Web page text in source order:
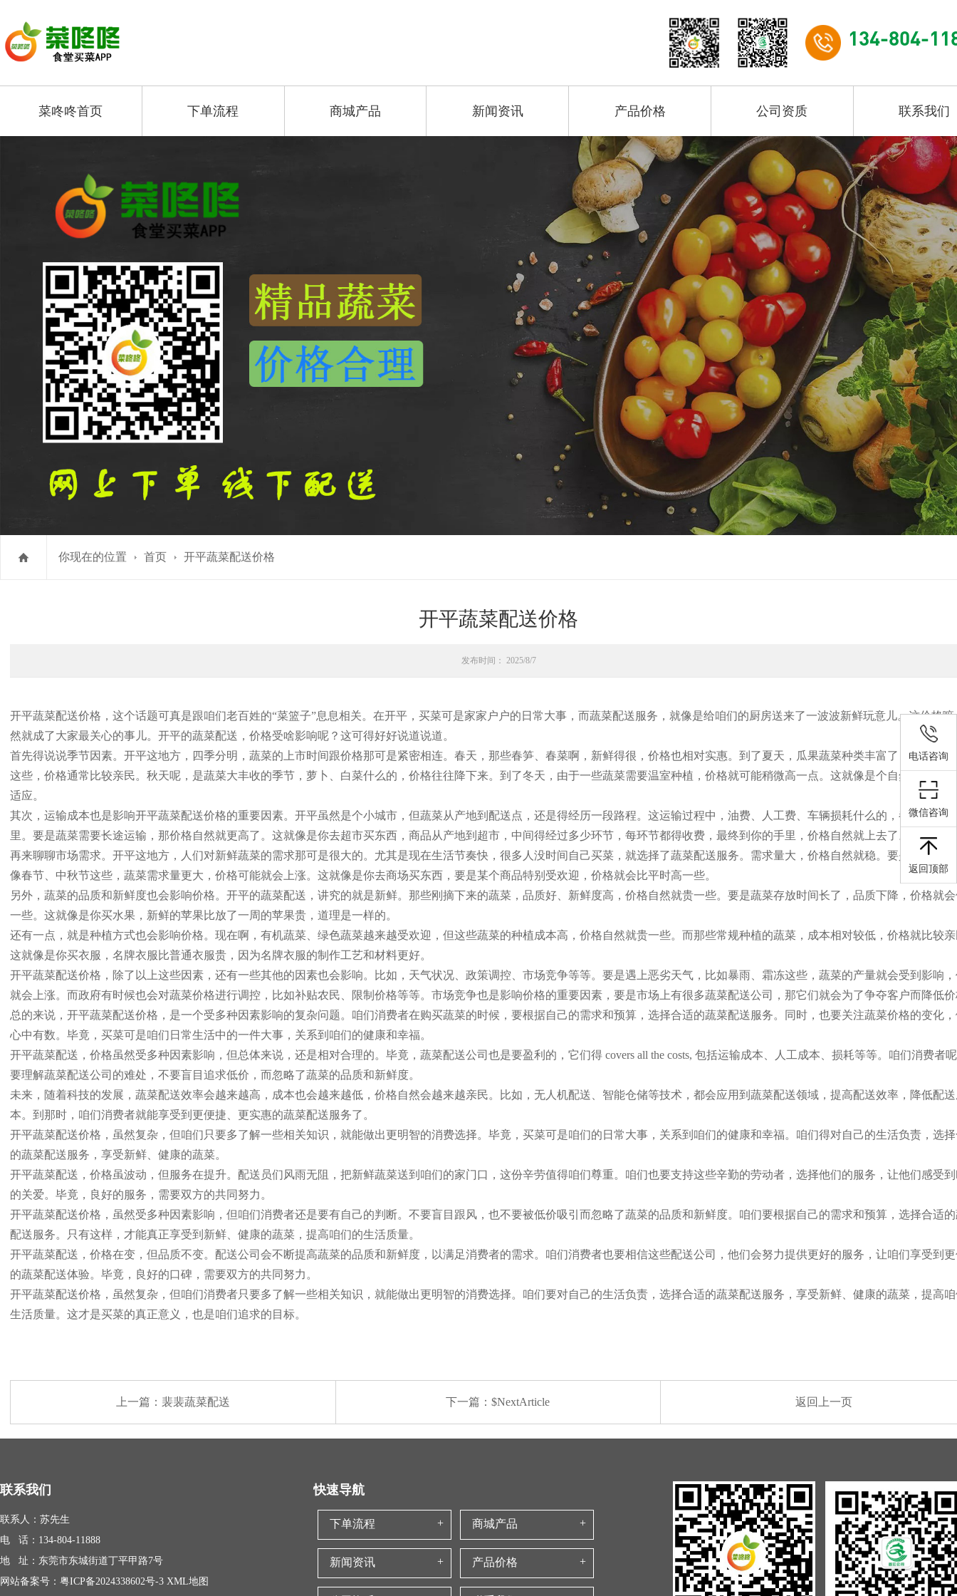
134-804-
菜咚咚首页 下单流程 商城产品 新闻资讯 产品价格 公司资质 联系我们
你现在的位置 首页 开平蔬菜配送价格
开平蔬菜配送价格
发布时间： 2025/8/7
开平蔬菜配送价格，这个话题可真是跟咱们老百姓的“菜篮子”息息相关。在开平，买菜可是家家户户的日常大事，而蔬菜配送服务，就像是给咱们的厨房送来了一波波新鲜玩意儿。这价格嘛
然就成了大家最关心的事儿。开平的蔬菜配送，价格受啥影响呢？这可得好好说道说道。
首先得说说季节因素。开平这地方，四季分明，蔬菜的上市时间跟价格那可是紧密相连。春天，那些春笋、春菜啊，新鲜得很，价格也相对实惠。到了夏天，瓜果蔬菜种类丰富了，像西瓜
这些，价格通常比较亲民。秋天呢，是蔬菜大丰收的季节，萝卜、白菜什么的，价格往往降下来。到了冬天，由于一些蔬菜需要温室种植，价格就可能稍微高一点。这就像是个自然规律，
适应。
其次，运输成本也是影响开平蔬菜配送价格的重要因素。开平虽然是个小城市，但蔬菜从产地到配送点，还是得经历一段路程。这运输过程中，油费、人工费、车辆损耗什么的，都得算进
里。要是蔬菜需要长途运输，那价格自然就更高了。这就像是你去超市买东西，商品从产地到超市，中间得经过多少环节，每环节都得收费，最终到你的手里，价格自然就上去了。
再来聊聊市场需求。开平这地方，人们对新鲜蔬菜的需求那可是很大的。尤其是现在生活节奏快，很多人没时间自己买菜，就选择了蔬菜配送服务。需求量大，价格自然就稳。要是遇上节
像春节、中秋节这些，蔬菜需求量更大，价格可能就会上涨。这就像是你去商场买东西，要是某个商品特别受欢迎，价格就会比平时高一些。
另外，蔬菜的品质和新鲜度也会影响价格。开平的蔬菜配送，讲究的就是新鲜。那些刚摘下来的蔬菜，品质好、新鲜度高，价格自然就贵一些。要是蔬菜存放时间长了，品质下降，价格就
一些。这就像是你买水果，新鲜的苹果比放了一周的苹果贵，道理是一样的。
还有一点，就是种植方式也会影响价格。现在啊，有机蔬菜、绿色蔬菜越来越受欢迎，但这些蔬菜的种植成本高，价格自然就贵一些。而那些常规种植的蔬菜，成本相对较低，价格就比较
这就像是你买衣服，名牌衣服比普通衣服贵，因为名牌衣服的制作工艺和材料更好。
开平蔬菜配送价格，除了以上这些因素，还有一些其他的因素也会影响。比如，天气状况、政策调控、市场竞争等等。要是遇上恶劣天气，比如暴雨、霜冻这些，蔬菜的产量就会受到影响
就会上涨。而政府有时候也会对蔬菜价格进行调控，比如补贴农民、限制价格等等。市场竞争也是影响价格的重要因素，要是市场上有很多蔬菜配送公司，那它们就会为了争夺客户而降低
总的来说，开平蔬菜配送价格，是一个受多种因素影响的复杂问题。咱们消费者在购买蔬菜的时候，要根据自己的需求和预算，选择合适的蔬菜配送服务。同时，也要关注蔬菜价格的变化
心中有数。毕竟，买菜可是咱们日常生活中的一件大事，关系到咱们的健康和幸福。
开平蔬菜配送，价格虽然受多种因素影响，但总体来说，还是相对合理的。毕竟，蔬菜配送公司也是要盈利的，它们得 covers all the costs, 包括运输成本、人工成本、损耗等等。咱们消费者
要理解蔬菜配送公司的难处，不要盲目追求低价，而忽略了蔬菜的品质和新鲜度。
未来，随着科技的发展，蔬菜配送效率会越来越高，成本也会越来越低，价格自然会越来越亲民。比如，无人机配送、智能仓储等技术，都会应用到蔬菜配送领域，提高配送效率，降低配
本。到那时，咱们消费者就能享受到更便捷、更实惠的蔬菜配送服务了。
开平蔬菜配送价格，虽然复杂，但咱们只要多了解一些相关知识，就能做出更明智的消费选择。毕竟，买菜可是咱们的日常大事，关系到咱们的健康和幸福。咱们得对自己的生活负责，选
的蔬菜配送服务，享受新鲜、健康的蔬菜。
开平蔬菜配送，价格虽波动，但服务在提升。配送员们风雨无阻，把新鲜蔬菜送到咱们的家门口，这份辛劳值得咱们尊重。咱们也要支持这些辛勤的劳动者，选择他们的服务，让他们感受
的关爱。毕竟，良好的服务，需要双方的共同努力。
开平蔬菜配送价格，虽然受多种因素影响，但咱们消费者还是要有自己的判断。不要盲目跟风，也不要被低价吸引而忽略了蔬菜的品质和新鲜度。咱们要根据自己的需求和预算，选择合适
配送服务。只有这样，才能真正享受到新鲜、健康的蔬菜，提高咱们的生活质量。
开平蔬菜配送，价格在变，但品质不变。配送公司会不断提高蔬菜的品质和新鲜度，以满足消费者的需求。咱们消费者也要相信这些配送公司，他们会努力提供更好的服务，让咱们享受到
的蔬菜配送体验。毕竟，良好的口碑，需要双方的共同努力。
开平蔬菜配送价格，虽然复杂，但咱们消费者只要多了解一些相关知识，就能做出更明智的消费选择。咱们要对自己的生活负责，选择合适的蔬菜配送服务，享受新鲜、健康的蔬菜，提高
生活质量。这才是买菜的真正意义，也是咱们追求的目标。
上一篇： 裴裴蔬菜配送 下一篇：$NextArticle 返回上一页
联系我们
联系人：苏先生
电 话：134-804-11888
地 址：东莞市东城街道丁平甲路7号
网站备案号： 粤ICP备2024338602号-3 XML地图
快速导航
下单流程 商城产品
新闻资讯 产品价格
电话咨询
微信咨询
返回顶部